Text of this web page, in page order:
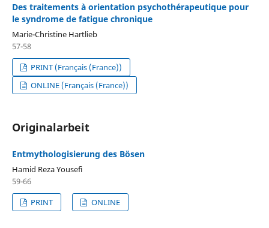
Des traitements à orientation psychothérapeutique pour
le syndrome de fatigue chronique
Marie-Christine Hartlieb
57-58
PRINT (Français (France))
ONLINE (Français (France))
Originalarbeit
Entmythologisierung des Bösen
Hamid Reza Yousefi
59-66
PRINT
ONLINE